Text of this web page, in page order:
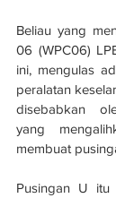
Beliau yang
06 (WPC06)
ini, mengulas
peralatan
disebabkan
yang
membuat
Pusingan U